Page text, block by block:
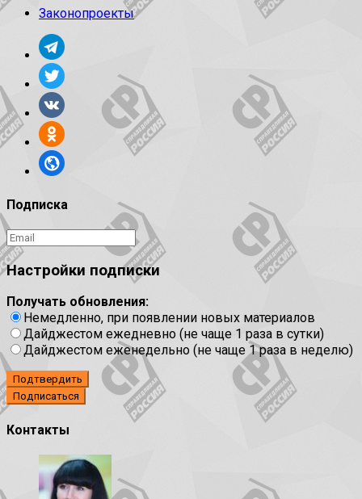
Законопроекты
Подписка
Настройки подписки
Получать обновления:
Немедленно, при появлении новых материалов
Дайджестом ежедневно (не чаще 1 раза в сутки)
Дайджестом еженедельно (не чаще 1 раза в неделю)
Подтвердить
Контакты